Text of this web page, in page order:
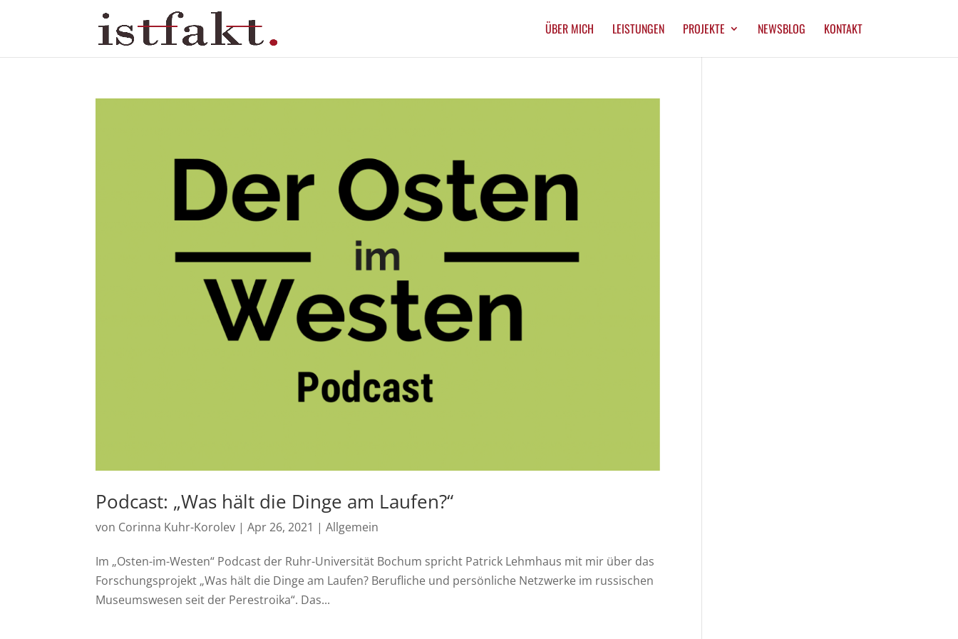
ÜBER MICH LEISTUNGEN PROJEKTE NEWSBLOG KONTAKT
Podcast: „Was hält die Dinge am Laufen?“
von Corinna Kuhr-Korolev |Apr 26, 2021 |Allgemein
Im „Osten-im-Westen“ Podcast der Ruhr-Universität Bochum spricht Patrick Lehmhaus mit mir über das
Forschungsprojekt „Was hält die Dinge am Laufen? Berufliche und persönliche Netzwerke im russischen
Museumswesen seit der Perestroika“. Das...